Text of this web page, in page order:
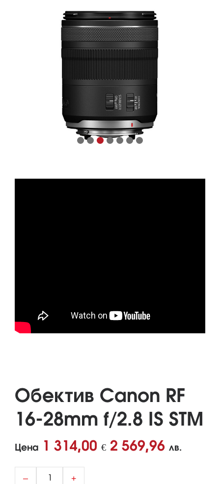
Обектив Canon RF
16-28mm f/2.8 IS STM
Цена 1 314,00 € 2 569,96 лв.
– +